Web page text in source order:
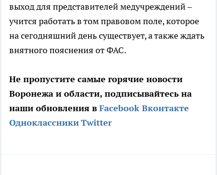
выход для представителей медучреждений –
учится работать в том правовом поле, которое
на сегодняшний день существует, а также ждать
внятного пояснения от ФАС.
Не пропустите самые горячие новости
Воронежа и области, подписывайтесь на
наши обновления в Facebook Вконтакте
ОдноклассникиTwitter